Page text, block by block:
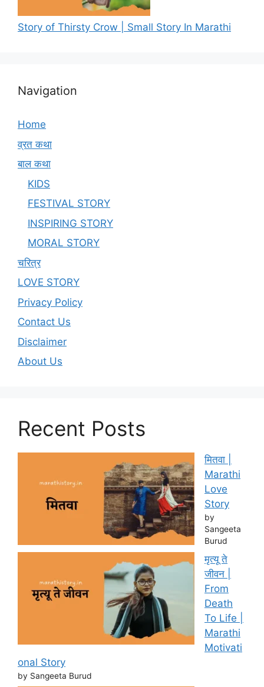
Story of Thirsty Crow | Small Story In Marathi
Navigation
Home
व्रत कथा
बाल कथा
KIDS
FESTIVAL STORY
INSPIRING STORY
MORAL STORY
चरित्र
LOVE STORY
Privacy Policy
Contact Us
Disclaimer
About Us
Recent Posts
मितवा |
Marathi
Love
Story
by
Sangeeta
Burud
मृत्यू ते
जीवन |
From
Death
To Life |
Marathi
Motivati
onal Story
by Sangeeta Burud